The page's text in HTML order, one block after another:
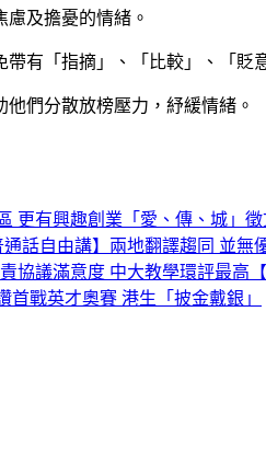
及擔憂的情緒。
有「指摘」、「比較」、「貶
們分散放榜壓力，紓緩情緒。
更有興趣創業 「愛、傳、城」
通話自由講】兩地翻譯趨同 並無
協議滿意度 中大教學環評最高
首戰英才奧賽 港生「披金戴銀」